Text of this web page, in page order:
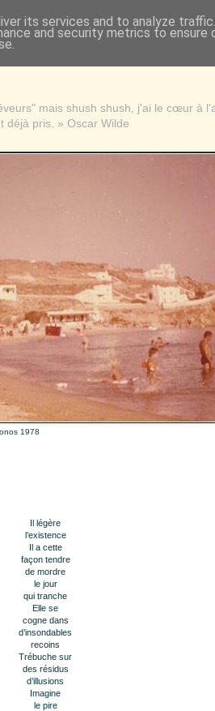
mais shush shush, j'ai le cœur à
déjà pris. » Oscar Wilde
1978
Il légère
l’existence
Il a cette
façon tendre
de mordre
le jour
qui tranche
Elle se
cogne dans
d’insondables
recoins
Trébuche sur
des résidus
d’illusions
Imagine
le pire
its services and to analyze
and security metrics to ensure